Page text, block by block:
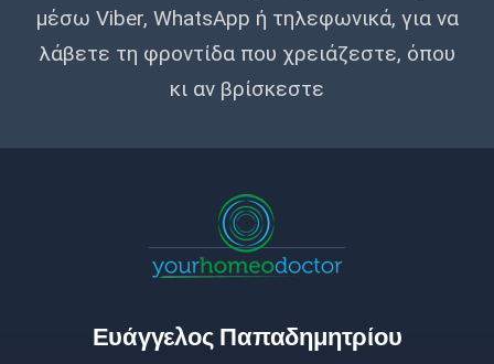
μέσω Viber, WhatsApp ή τηλεφωνικά, για να
λάβετε τη φροντίδα που χρειάζεστε, όπου
κι αν βρίσκεστε
Ευάγγελος Παπαδημητρίου